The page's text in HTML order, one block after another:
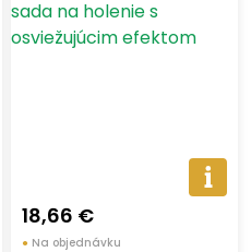
18,66 €
● Na objednávku